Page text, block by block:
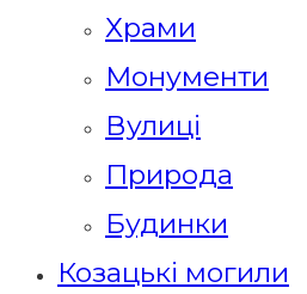
Храми
Монументи
Вулиці
Природа
Будинки
Козацькі могили